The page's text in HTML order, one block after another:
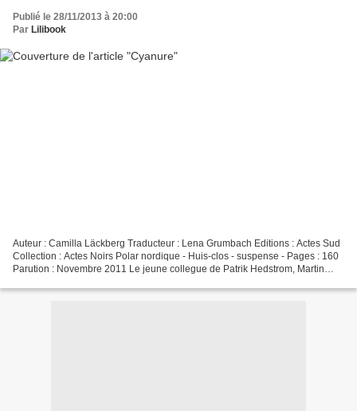
Publié le 28/11/2013 à 20:00
Par Lilibook
Auteur : Camilla Läckberg Traducteur : Lena Grumbach Editions : Actes Sud
Collection : Actes Noirs Polar nordique - Huis-clos - suspense - Pages : 160
Parution : Novembre 2011 Le jeune collegue de Patrik Hedstrom, Martin